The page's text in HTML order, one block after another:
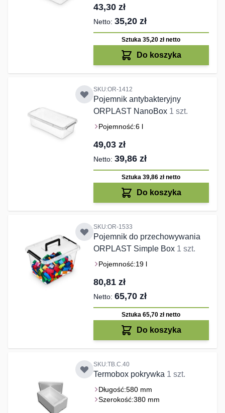
43,30 zł
35,20 zł
Sztuka 35,20 złnetto
Do koszyka
SKU:OR-1412
Pojemnik antybakteryjny
ORPLAST NanoBox 1 szt.
Pojemność:6 l
49,03 zł
39,86 zł
Sztuka 39,86 złnetto
Do koszyka
SKU:OR-1533
Pojemnik do przechowywania
ORPLAST Simple Box 1 szt.
Pojemność:19 l
80,81 zł
65,70 zł
Sztuka 65,70 złnetto
Do koszyka
SKU:TB.C.40
Termobox pokrywka 1 szt.
Długość:580 mm
Szerokość:380 mm